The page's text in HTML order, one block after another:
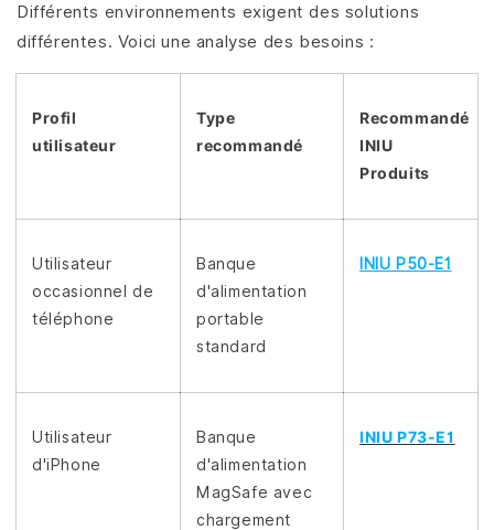
Différents environnements exigent des solutions
différentes. Voici une analyse des besoins :
Profil
utilisateur
Type
recommandé
Recommandé
INIU
Produits
Utilisateur
occasionnel de
téléphone
Banque
d'alimentation
portable
standard
INIU P50-E1
Utilisateur
d'iPhone
Banque
d'alimentation
MagSafe avec
chargement
INIU P73-E1